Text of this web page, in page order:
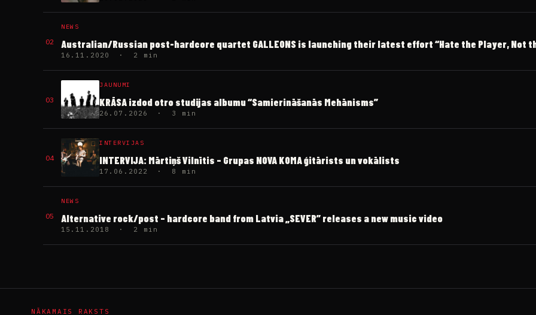
02
NEWS
Australian/Russian post-hardcore quartet GALLEONS is launching their latest effort “Hate the Player, Not
16.11.2020 · 2 min
03
JAUNUMI
KRĀSA izdod otro studijas albumu “Samierināšanās Mehānisms”
26.07.2026 · 3 min
04
INTERVIJAS
INTERVIJA: Mārtiņš Vilnītis – Grupas NOVA KOMA ģitārists un vokālists
17.06.2022 · 8 min
05
NEWS
Alternative rock/post – hardcore band from Latvia „SEVER” releases a new music video
15.11.2018 · 2 min
NĀKAMAIS RAKSTS